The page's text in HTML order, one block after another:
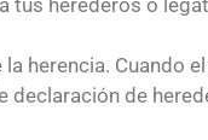
tus herederos o
herencia. Cuando
declaración de